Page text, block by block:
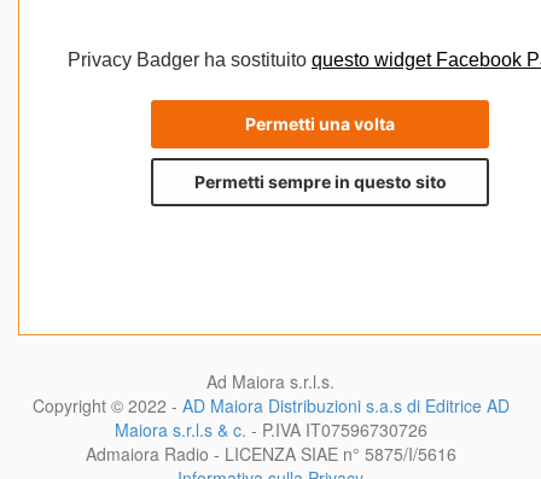
Ad Maiora s.r.l.s.
Copyright © 2022 - AD Maiora Distribuzioni s.a.s di Editrice AD
Maiora s.r.l.s & c. - P.IVA IT07596730726
Admaiora Radio - LICENZA SIAE n° 5875/I/5616